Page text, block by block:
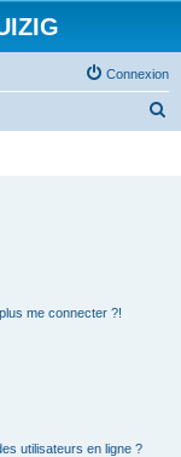
Connexion
me connecter ?!
utilisateurs en ligne ?